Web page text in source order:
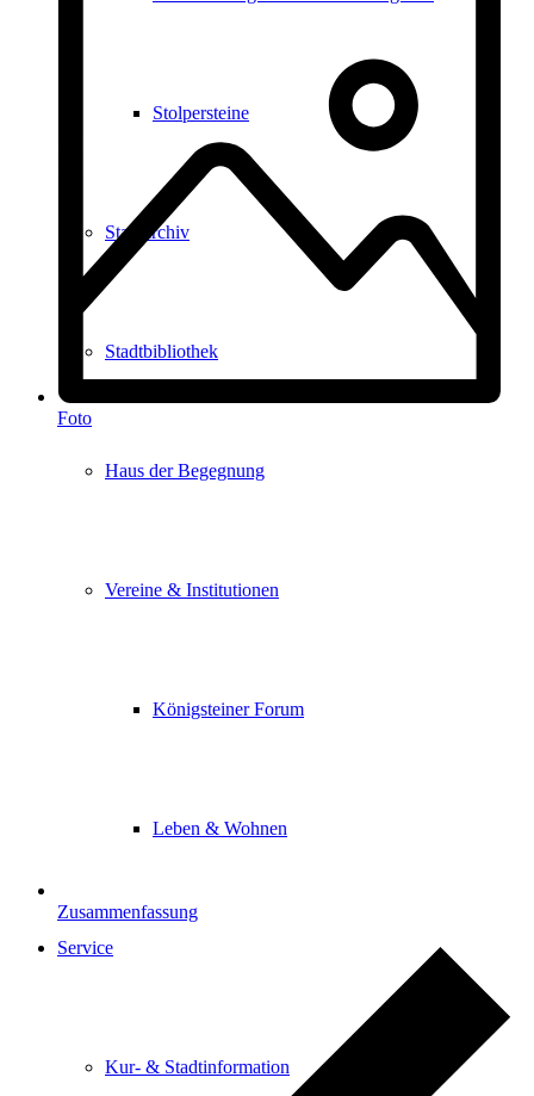
Stolpersteine
Stadtarchiv
Stadtbibliothek
Haus der Begegnung
Vereine & Institutionen
Königsteiner Forum
Leben & Wohnen
Service
Kur- & Stadtinformation
Foto
Zusammenfassung